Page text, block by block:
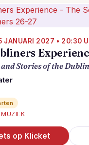
JANUARI 2027 • 20:30
and Stories of the
op Klicket